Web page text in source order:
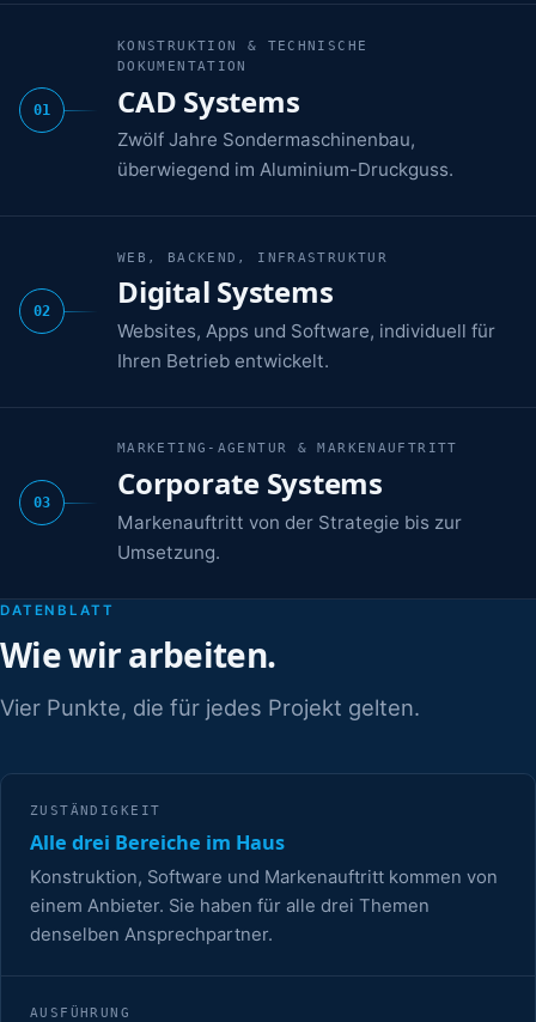
01
KONSTRUKTION & TECHNISCHE
DOKUMENTATION
CAD Systems
Zwölf Jahre Sondermaschinenbau,
überwiegend im Aluminium-Druckguss.
02
WEB, BACKEND, INFRASTRUKTUR
Digital Systems
Websites, Apps und Software, individuell für
Ihren Betrieb entwickelt.
03
MARKETING-AGENTUR & MARKENAUFTRITT
Corporate Systems
Markenauftritt von der Strategie bis zur
Umsetzung.
DATENBLATT
Wie wir arbeiten.
Vier Punkte, die für jedes Projekt gelten.
ZUSTÄNDIGKEIT
Alle drei Bereiche im Haus
Konstruktion, Software und Markenauftritt kommen von
einem Anbieter. Sie haben für alle drei Themen
denselben Ansprechpartner.
AUSFÜHRUNG